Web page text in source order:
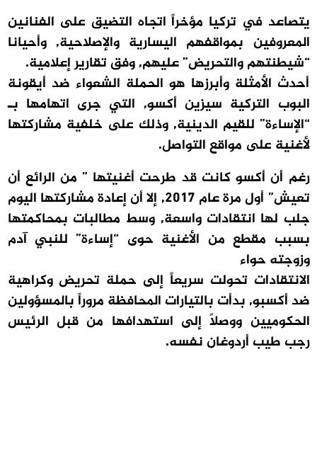
يتصاعد في تركيا مؤخراً اتجاه التضيق على الفنانين
المعروفين بمواقفهم اليسارية والإصلاحية, وأحيانا
“شيطنتهم والتحريض” عليهم, وفق تقارير إعلامية.
أحدث الأمثلة وأبرزها هو الحملة الشعواء ضد أيقونة
البوب التركية سيزين أكسو, التي جرى اتهامها بـ
“الإساءة” للقيم الدينية, وذلك على خلفية مشاركتها
لأغنية على مواقع التواصل.
رغم أن أكسو كانت قد طرحت أغنيتها ” من الرائع أن
تعيش” أول مرة عام 2017, إلا أن إعادة مشاركتها اليوم
جلب لها انتقادات واسعة, وسط مطالبات بمحاكمتها
بسبب مقطع من الأغنية حوى “إساءة” للنبي آدم
وزوجته حواء
الانتقادات تحولت سريعاً إلى حملة تحريض وكراهية
ضد أكسبو, بدأت بالتيارات المحافظة مروراً بالمسؤولين
الحكوميين ووصلاً إلى استهدافها من قبل الرئيس
رجب طيب أردوغان نفسه.